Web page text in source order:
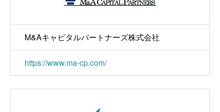
M&Aキャピタルパートナーズ株式会社
https://www.ma-cp.com/